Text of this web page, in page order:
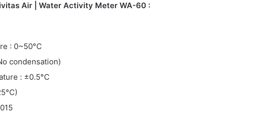
Air | Water Activity Meter WA-60 :
: 0~50°C
condensation)
: ±0.5°C